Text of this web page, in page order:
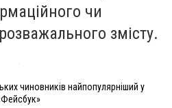
чи
змісту.
чиновників найпопулярніший у